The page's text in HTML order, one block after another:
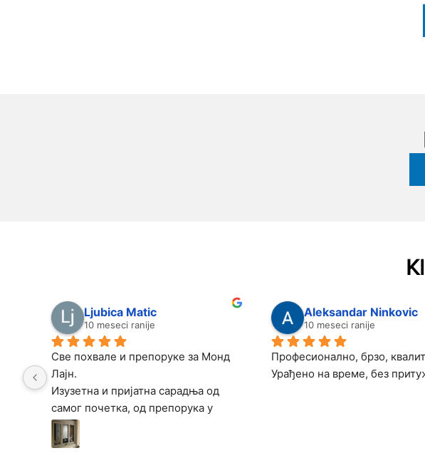
Ljubica Matic
10 meseci ranije
Све похвале и препоруке за Монд
Лајн.
Изузетна и пријатна сарадња од
самог почетка, од препорука у
продавници, преко узимања
мерења и коначно монтаже. Све је
Aleksandar Ninkovic
10 meseci ranije
Професионално, брзо,
Урађено на време, без